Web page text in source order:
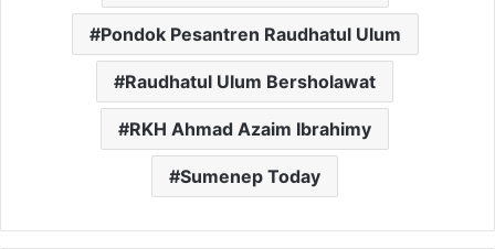
Pondok Pesantren Raudhatul Ulum
Raudhatul Ulum Bersholawat
RKH Ahmad Azaim Ibrahimy
Sumenep Today